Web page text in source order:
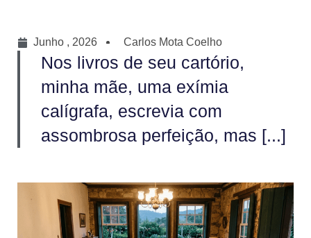
Junho , 2026 Carlos Mota Coelho
Nos livros de seu cartório,
minha mãe, uma exímia
calígrafa, escrevia com
assombrosa perfeição, mas [...]